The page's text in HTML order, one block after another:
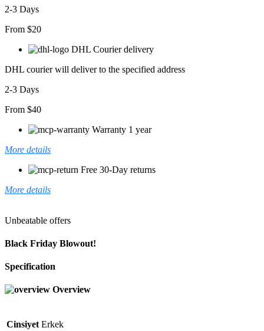
2-3 Days
From $20
DHL Courier delivery
DHL courier will deliver to the specified address
2-3 Days
From $40
Warranty 1 year
More details
Free 30-Day returns
More details
Unbeatable offers
Black Friday Blowout!
Specification
Overview
Cinsiyet Erkek